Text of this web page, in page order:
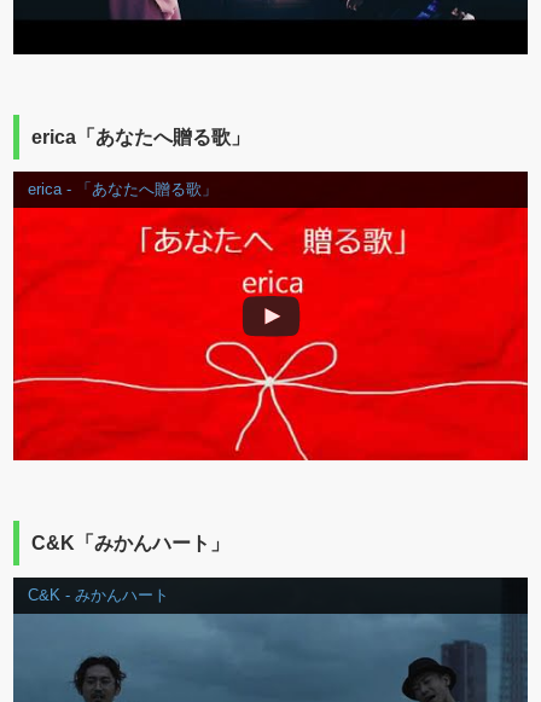
erica「あなたへ贈る歌」
erica - 「あなたへ贈る歌」
C&K「みかんハート」
C&K - みかんハート